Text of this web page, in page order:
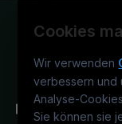
Cookies
Wir verwenden
verbessern und
Analyse-
Sie können sie